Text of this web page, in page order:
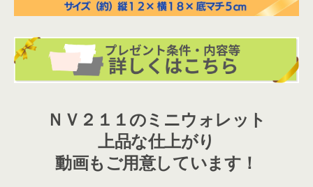
ＮＶ２１１のミニウォレット
上品な仕上がり
動画もご用意しています！